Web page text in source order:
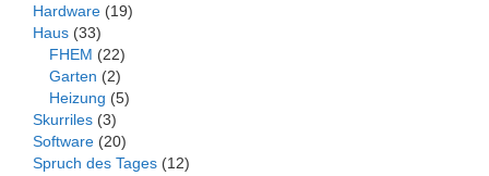
Hardware (19)
Haus (33)
FHEM (22)
Garten (2)
Heizung (5)
Skurriles (3)
Software (20)
Spruch des Tages (12)